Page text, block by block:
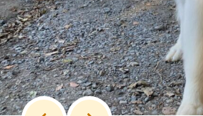
前へ 次へ